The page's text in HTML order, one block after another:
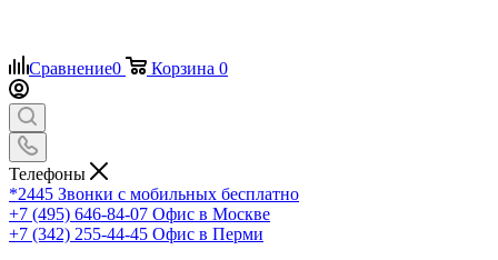
Сравнение0 Корзина 0
Телефоны
*2445 Звонки с мобильных бесплатно
+7 (495) 646-84-07 Офис в Москве
+7 (342) 255-44-45 Офис в Перми